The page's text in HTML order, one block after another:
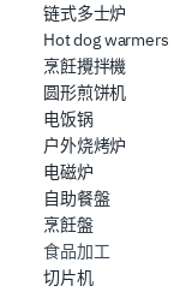
链式多士炉
Hot dog warmers
烹飪攪拌機
圆形煎饼机
电饭锅
户外烧烤炉
电磁炉
自助餐盤
烹飪盤
食品加工
切片机